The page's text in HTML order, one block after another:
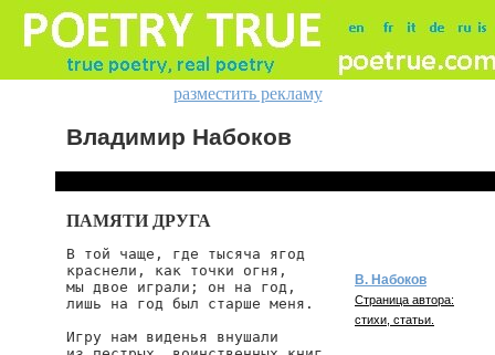
разместить рекламу
Владимир Набоков
ПАМЯТИ ДРУГА
В той чаще, где тысяча ягод
краснели, как точки огня,
мы двое играли; он на год,
лишь на год был старше меня.
Игру нам виденья внушали
В. Набоков
Страница автора:
стихи, статьи.